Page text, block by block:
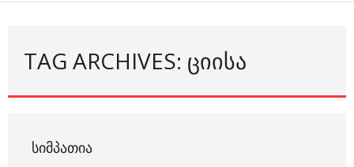
TAG ARCHIVES: ᲪᲘᲘᲡᲐ
ᲡᲘᲛᲞᲐᲗᲘᲐ